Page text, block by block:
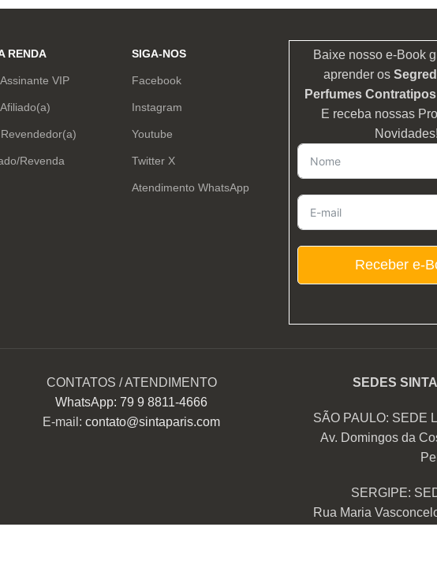
RENDA
VIP
Revenda
SIGA-NOS
Facebook
Instagram
Youtube
Twitter X
Atendimento WhatsApp
Baixe nosso e-Book
aprender os
Perfumes
E receba nossas
Novidades!
Receber e-
CONTATOS / ATENDIMENTO
WhatsApp: 79 9 8811-4666
E-mail:contato@sintaparis.com
SEDES
SÃO PAULO: SEDE
Av. Domingos da
SERGIPE:
Rua Maria